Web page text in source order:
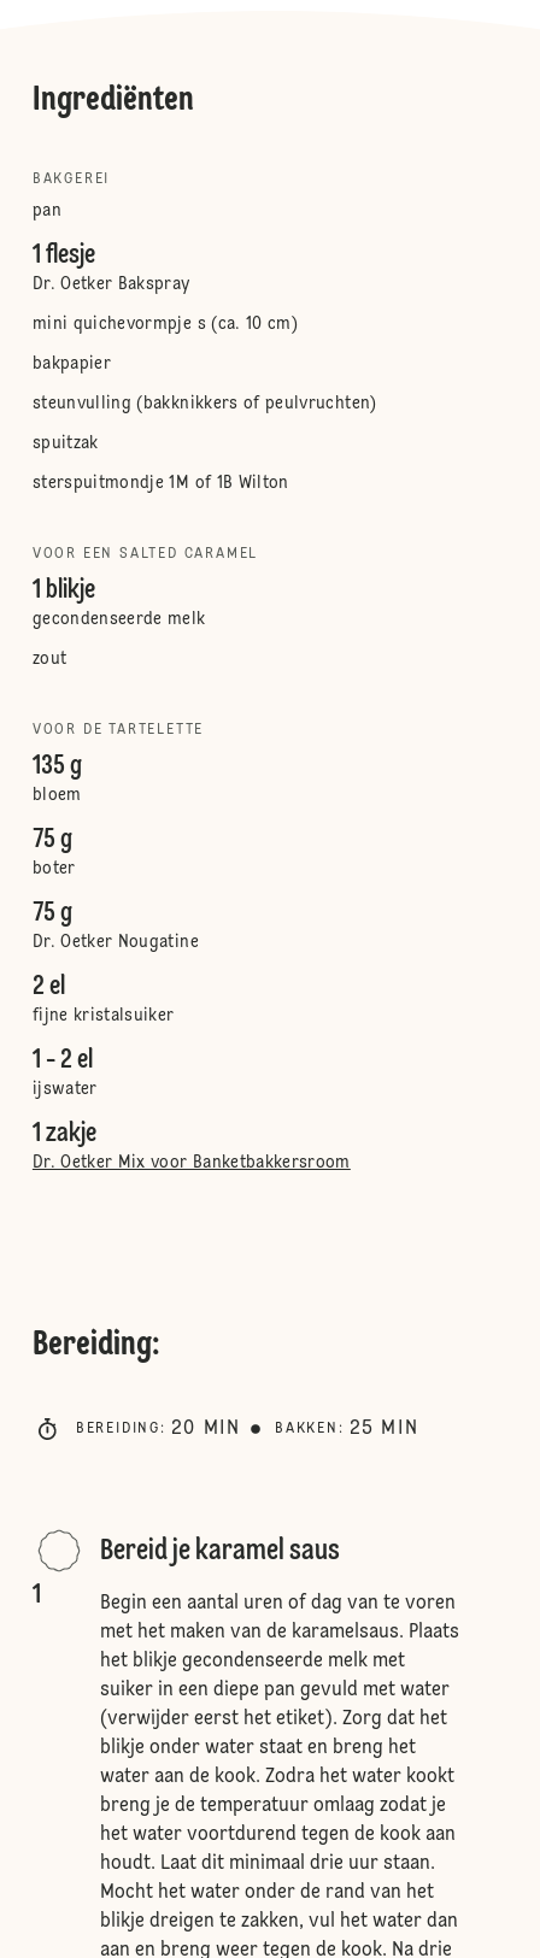
Ingrediënten
BAKGEREI
pan
1 flesje
Dr. Oetker Bakspray
mini quichevormpje s (ca. 10 cm)
bakpapier
steunvulling (bakknikkers of peulvruchten)
spuitzak
sterspuitmondje 1M of 1B Wilton
VOOR EEN SALTED CARAMEL
1 blikje
gecondenseerde melk
zout
VOOR DE TARTELETTE
135 g
bloem
75 g
boter
75 g
Dr. Oetker Nougatine
2 el
fijne kristalsuiker
1 - 2 el
ijswater
1 zakje
Dr. Oetker Mix voor Banketbakkersroom
Bereiding:
BEREIDING : 20 MIN BAKKEN : 25 MIN
1
Bereid je karamel saus
Begin een aantal uren of dag van te voren
met het maken van de karamelsaus. Plaats
het blikje gecondenseerde melk met
suiker in een diepe pan gevuld met water
(verwijder eerst het etiket). Zorg dat het
blikje onder water staat en breng het
water aan de kook. Zodra het water kookt
breng je de temperatuur omlaag zodat je
het water voortdurend tegen de kook aan
houdt. Laat dit minimaal drie uur staan.
Mocht het water onder de rand van het
blikje dreigen te zakken, vul het water dan
aan en breng weer tegen de kook. Na drie